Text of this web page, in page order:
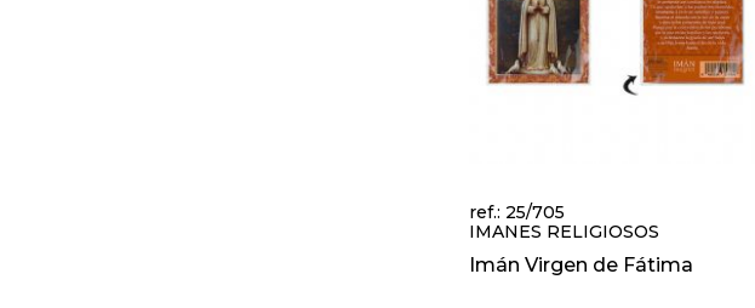
ref.: 25/705
IMANES RELIGIOSOS
Imán Virgen de Fátima